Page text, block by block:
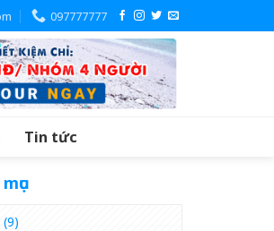
097777777
Tin tức
(9)